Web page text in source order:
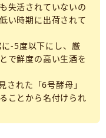
失活されていないの
い時期に出荷されて
-5度以下にし、厳
で鮮度の高い生酒を
れた「6号酵母」
ことから名付けられ